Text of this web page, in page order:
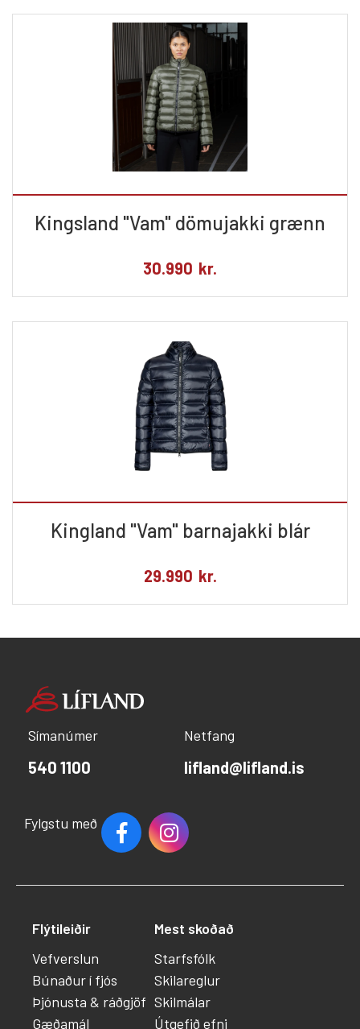
Kingsland "Vam" dömujakki grænn
30.990 kr.
Kingland "Vam" barnajakki blár
29.990 kr.
Símanúmer
540 1100
Netfang
lifland@lifland.is
Fylgstu með
Flýtileiðir
Vefverslun
Búnaður í fjós
Þjónusta & ráðgjöf
Gæðamál
Mest skoðað
Starfsfólk
Skilareglur
Skilmálar
Útgefið efni